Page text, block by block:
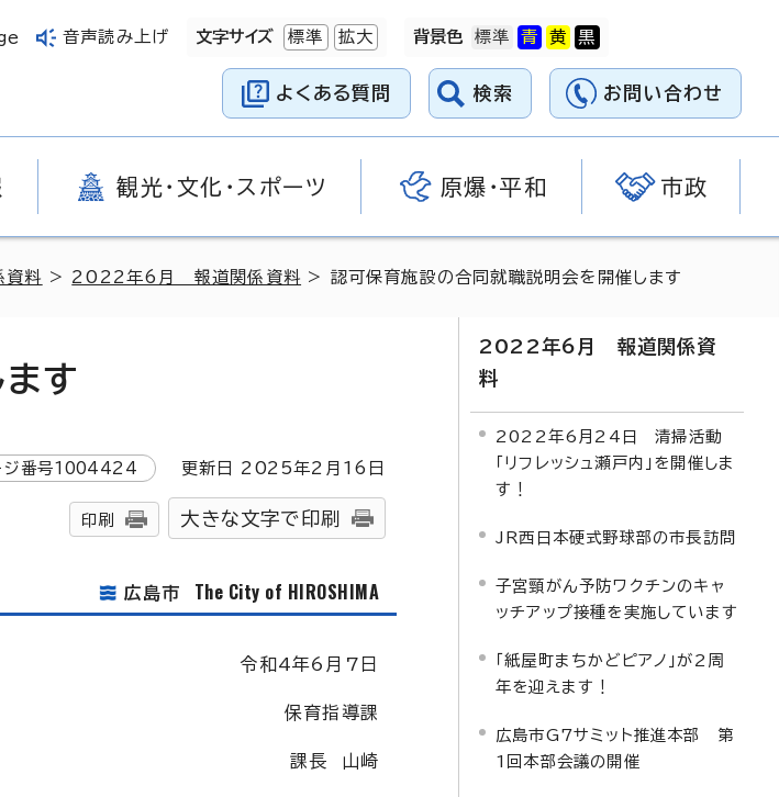
音声読み上げ 文字サイズ 標準 拡大 背景色
よくある質問 検索 お問い合わせ
観光・文化・スポーツ 原爆・平和 市政
料 > 2022年6月 報道関係資料 > 認可保育施設の合同就職説明会を開催します
す
ジ番号1004424 更新日 2025年2月 16 日
印刷 大きな文字で印刷
広島市 The City of HIROSHIMA
令和4年6月7日
保育指導課
課長 山崎
2022年6月 報道関係資
料
2022年6月24日 清掃活動
「リフレッシュ瀬戸内」を開催しま
す！
JR西日本硬式野球部の市長訪問
子宮頸がん予防ワクチンのキャ
ッチアップ接種を実施しています
「紙屋町まちかどピアノ」が2周
年を迎えます！
広島市G7サミット推進本部 第
1回本部会議の開催